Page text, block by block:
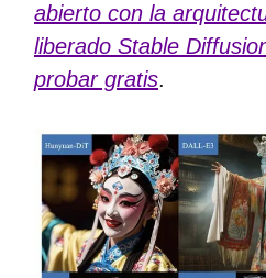
abierto con la
liberado Stable
probar gratis.